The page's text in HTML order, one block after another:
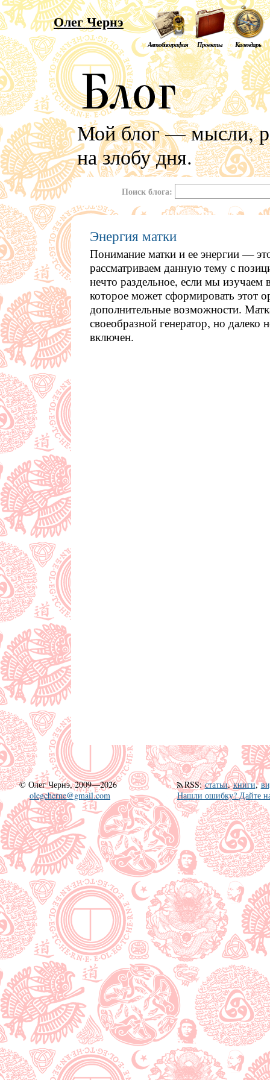
Олег Чернэ
Автобиография Проекты Календарь
Мой блог — мысли,
на злобу дня.
Поиск блога:
Энергия матки
Понимание матки и ее энергии —
рассматриваем данную тему с
нечто раздельное, если мы изучаем
которое может сформировать этот
дополнительные возможности.
своеобразной генератор, но
включен.
© Олег Чернэ, 2009—2026
olegcherne@gmail.com
RSS:статьи,книги,
Нашли ошибку? Дайте